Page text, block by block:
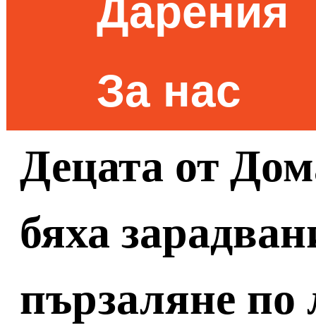
Дарения
За нас
Децата от
бяха
пързаляне по